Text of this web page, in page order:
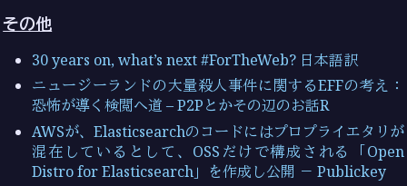
その他
30 years on, what’s next #ForTheWeb? 日本語訳
ニュージーランドの大量殺人事件に関するEFFの考え：
恐怖が導く検閲へ道 – P2Pとかその辺のお話R
AWSが、Elasticsearchのコードにはプロプライエタリが
混在しているとして、OSSだけで構成される「Open
Distro for Elasticsearch」を作成し公開 － Publickey